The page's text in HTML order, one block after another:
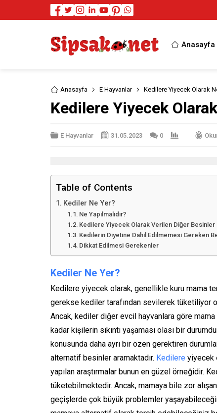
Anasayfa
Anasayfa E Hayvanlar Kedilere Yiyecek Olarak
Kedilere Yiyecek
E Hayvanlar 31.05.2023 0
Table of Contents
Kediler Ne Yer?
Ne Yapılmalıdır?
Kedilere Yiyecek Olarak Verilen Diğer Besinler
Kedilerin Diyetine Dahil Edilmemesi Gereken
Dikkat Edilmesi Gerekenler
Kediler Ne Yer?
Kedilere yiyecek olarak, genellikle kuru mama
gerekse kediler tarafından sevilerek tüketiliyor
Ancak, kediler diğer evcil hayvanlara göre
kadar kişilerin sıkıntı yaşaması olası bir
konusunda daha ayrı bir özen gerektiren
alternatif besinler aramaktadır. Kedilere yiyecek
yapılan araştırmalar bunun en güzel örneğidir.
tüketebilmektedir. Ancak, mamaya bile zor
geçişlerde çok büyük problemler